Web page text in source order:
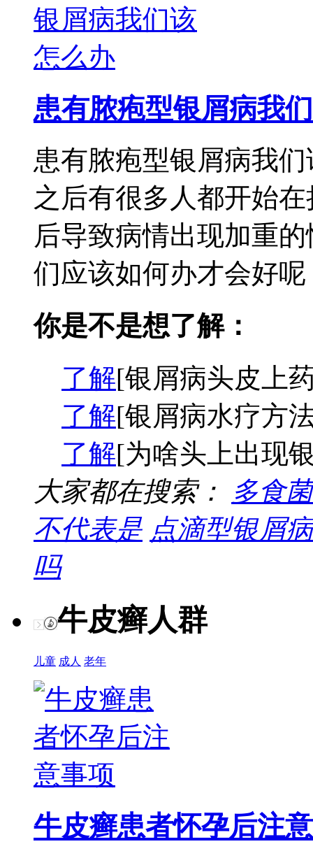
患有脓疱型银屑病我们
患有脓疱型银屑病我
之后有很多人都开始
后导致病情出现加重
们应该如何办才会好
你是不是想了解：
了解[银屑病头皮上
了解[银屑病水疗方
了解[为啥头上出现
大家都在搜索：
多食
不代表是 点滴型银屑
吗
牛皮癣人群
儿童 成人 老年
牛皮癣患者怀孕后注意